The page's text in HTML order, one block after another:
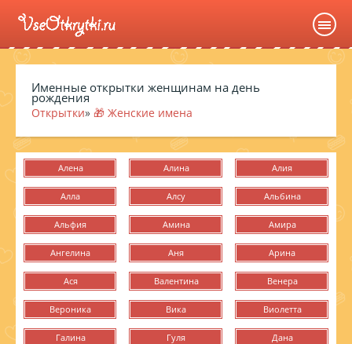
Именные открытки женщинам на день
рождения
Открытки» 🎁 Женские имена
Алена Алина Алия
Алла Алсу Альбина
Альфия Амина Амира
Ангелина Аня Арина
Ася Валентина Венера
Вероника Вика Виолетта
Галина Гуля Дана